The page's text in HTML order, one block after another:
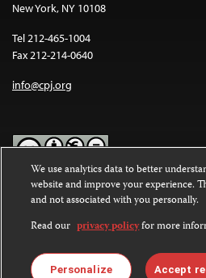
New York, NY 10108
Tel 212-465-1004
Fax 212-214-0640
info@cpj.org
Except where noted, text on this
Commons Attribution-NonCommercial-
International License.
Images and other media are not
license. For more information about
We use analytics data to better
website and improve your experience.
and not associated with you personally.
Read our privacy policyfor more
Personalize Accept